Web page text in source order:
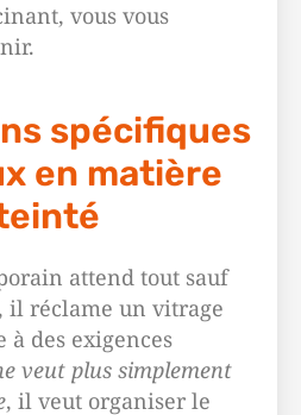
vous vous
spécifiques
en matière
attend tout sauf
il réclame un vitrage
à des exigences
veut plus simplement
, il veut organiser le